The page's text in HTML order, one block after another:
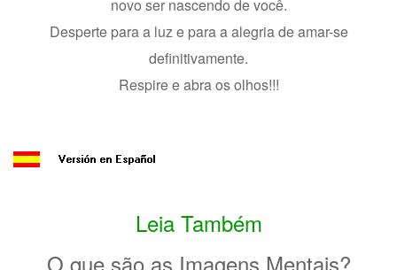
novo ser nascendo de você.
Desperte para a luz e para a alegria de amar-se
definitivamente.
Respire e abra os olhos!!!
Leia Também
O que são as Imagens Mentais?